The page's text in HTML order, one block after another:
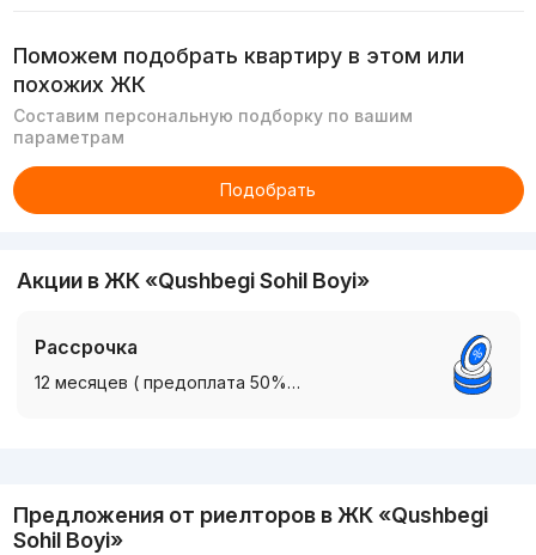
Поможем подобрать квартиру в этом или
похожих ЖК
Составим персональную подборку по вашим
параметрам
Подобрать
Акции в ЖК «Qushbegi Sohil Boyi»
Рассрочка
12 месяцев ( предоплата 50%…
Предложения от риелторов в ЖК «Qushbegi
Sohil Boyi»